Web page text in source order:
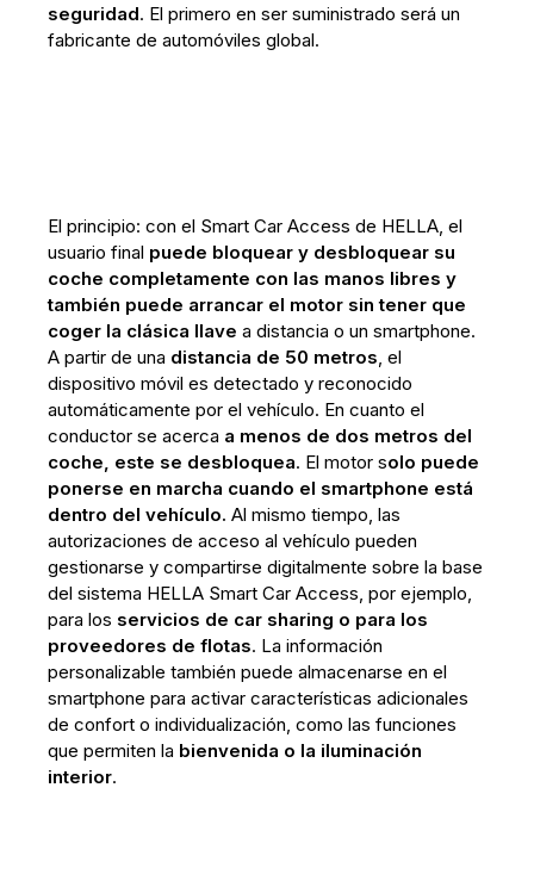
seguridad. El primero en ser suministrado será un
fabricante de automóviles global.
El principio: con el Smart Car Access de HELLA, el
usuario final puede bloquear y desbloquear su
coche completamente con las manos libres y
también puede arrancar el motor sin tener que
coger la clásica llavea distancia o un smartphone.
A partir de una distancia de 50 metros, el
dispositivo móvil es detectado y reconocido
automáticamente por el vehículo. En cuanto el
conductor se acerca a menos de dos metros del
coche, este se desbloquea. El motor solo puede
ponerse en marcha cuando el smartphone está
dentro del vehículo. Al mismo tiempo, las
autorizaciones de acceso al vehículo pueden
gestionarse y compartirse digitalmente sobre la base
del sistema HELLA Smart Car Access, por ejemplo,
para los servicios de car sharing o para los
proveedores de flotas. La información
personalizable también puede almacenarse en el
smartphone para activar características adicionales
de confort o individualización, como las funciones
que permiten la bienvenida o la iluminación
interior.